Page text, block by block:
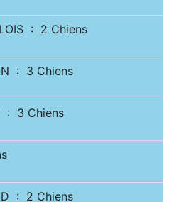
: 2 Chiens
: 3 Chiens
: 3 Chiens
: 2 Chiens